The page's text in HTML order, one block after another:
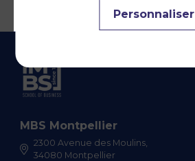
MBS Montpellier
2300 Avenue des Moulins,
34080 Montpellier
Personnaliser